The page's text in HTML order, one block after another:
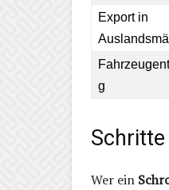
Export in
g
Wer ein